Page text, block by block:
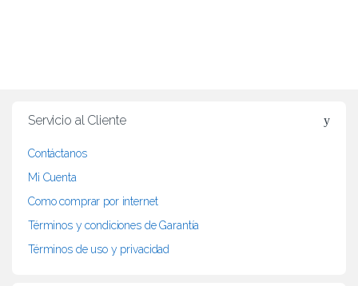
Servicio al Cliente
Contáctanos
Mi Cuenta
Como comprar por internet
Términos y condiciones de Garantía
Términos de uso y privacidad